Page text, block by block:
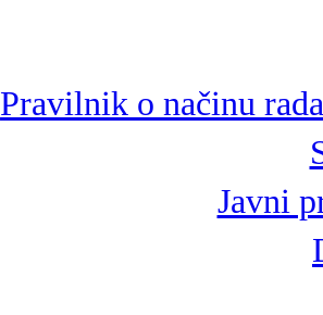
Pravilnik o načinu
Javni